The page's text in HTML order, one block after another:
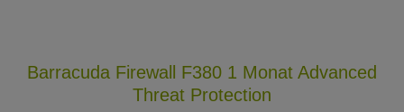
Barracuda Firewall F380 1 Monat Advanced
Threat Protection